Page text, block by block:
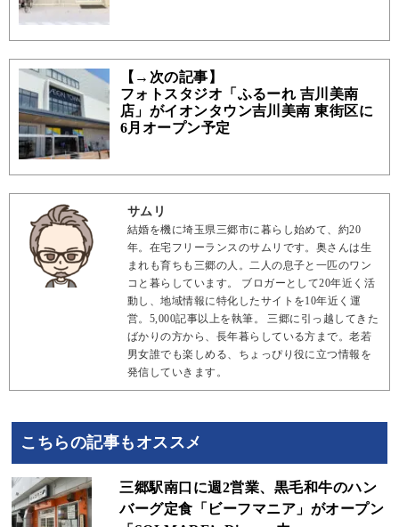
【→次の記事】
フォトスタジオ「ふるーれ 吉川美南
店」がイオンタウン吉川美南 東街区に
6月オープン予定
サムリ
結婚を機に埼玉県三郷市に暮らし始めて、約20
年。在宅フリーランスのサムリです。奥さんは生
まれも育ちも三郷の人。二人の息子と一匹のワン
コと暮らしています。 ブロガーとして20年近く活
動し、地域情報に特化したサイトを10年近く運
営。5,000記事以上を執筆。 三郷に引っ越してきた
ばかりの方から、長年暮らしている方まで。老若
男女誰でも楽しめる、ちょっぴり役に立つ情報を
発信していきます。
こちらの記事もオススメ
三郷駅南口に週2営業、黒毛和牛のハン
バーグ定食「ビーフマニア」がオープン